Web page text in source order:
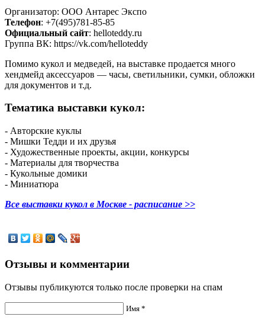
Организатор: ООО Антарес Экспо
Телефон: +7(495)781-85-85
Официальный сайт: helloteddy.ru
Группа ВК: https://vk.com/helloteddy
Помимо кукол и медведей, на выставке продается много
хендмейд аксессуаров — часы, светильники, сумки, обложки
для документов и т.д.
Тематика выставки кукол:
- Авторские куклы
- Мишки Тедди и их друзья
- Художественные проекты, акции, конкурсы
- Материалы для творчества
- Кукольные домики
- Миниатюра
Все выставки кукол в Москве - расписание >>
Отзывы и комментарии
Отзывы публикуются только после проверки на спам
Имя *